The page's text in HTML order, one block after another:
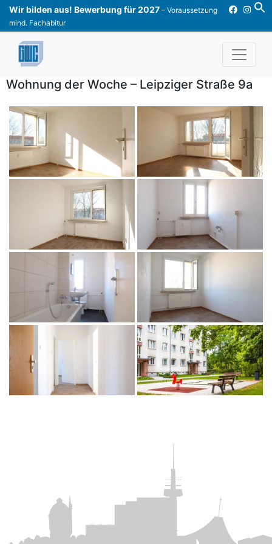
Skip
content
Wir bilden aus! Bewerbung für 2027 – Voraussetzung
mind. Fachabitur
Wohnung der Woche – Leipziger Straße 9a